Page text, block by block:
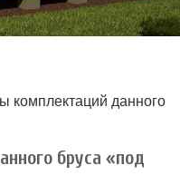
комплектаций данного
бруса «под